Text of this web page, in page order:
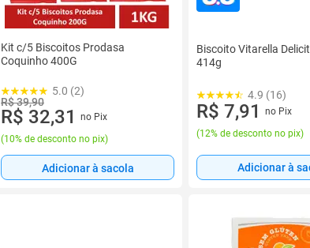
Kit c/5 Biscoitos Prodasa
Coquinho 400G
5.0 (2)
R$ 39,90
R$ 32,31
no Pix
(10% de desconto no pix)
Adicionar à sacola
Biscoito Vitarella
414g
4.9 (16)
R$ 7,91
no Pix
(12% de desconto no pix)
Adicionar à